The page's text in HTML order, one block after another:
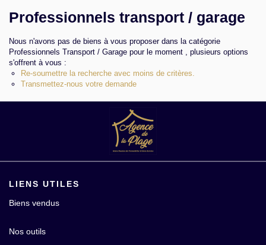
Agence
Nos outils
Professionnels transport / garage
Nous n'avons pas de biens à vous proposer dans la catégorie
Professionnels Transport / Garage pour le moment , plusieurs options
s'offrent à vous :
Re-soumettre la recherche avec moins de critères.
Transmettez-nous votre demande
LIENS UTILES
Biens vendus
Nos outils